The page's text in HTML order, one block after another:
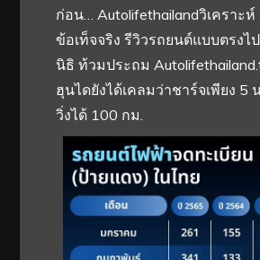
ก่อน… Autolifethailandวิเคราะห์
ข้อเท็จจริง รีวิวรถยนต์แบบตรงไ
นิธิ ท้วมประถม
ฮุนไดยังได้เคลมว่าชาร์จเพียง 5
วิ่งได้ 100 กม.